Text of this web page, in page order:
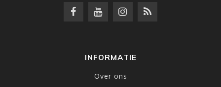
INFORMATIE
Over ons